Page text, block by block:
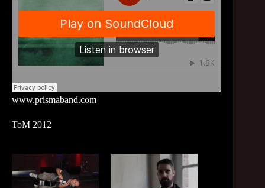
www.prismaband.com
ToM 2012